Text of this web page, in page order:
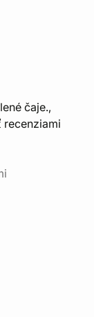
čaje.,
recenziami